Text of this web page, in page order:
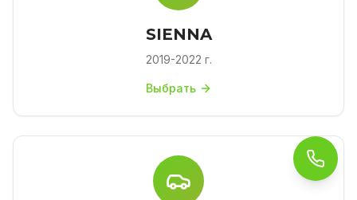
SIENNA
2019-2022 г.
Выбрать